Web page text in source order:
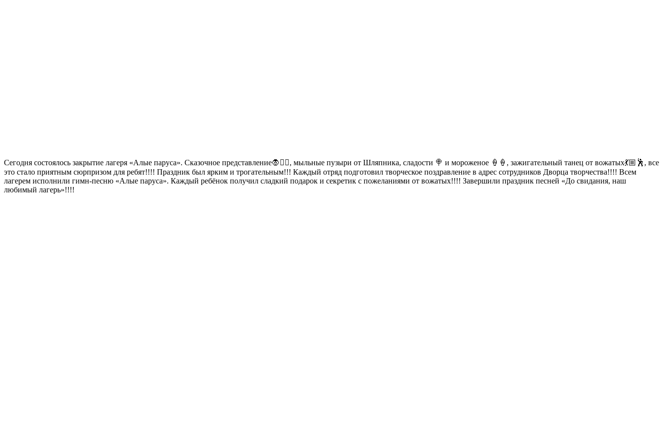
Сегодня состоялось закрытие лагеря «Алые паруса». Сказочное представление🧛🧝‍♀️, мыльные пузыри от Шляпника, сладости 🍭 и мороженое 🍦🍦, зажигательный танец от вожатых💃🏼🕺, все
это стало приятным сюрпризом для ребят!!!! Праздник был ярким и трогательным!!! Каждый отряд подготовил творческое поздравление в адрес сотрудников Дворца творчества!!!! Всем
лагерем исполнили гимн-песню «Алые паруса». Каждый ребёнок получил сладкий подарок и секретик с пожеланиями от вожатых!!!! Завершили праздник песней «До свидания, наш
любимый лагерь»!!!!